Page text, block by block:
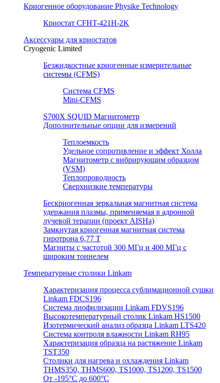
Криогенное оборудование Physike Technology
Криостат CFHT-421H-2K
Аксессуары для криостатов
Cryogenic Limited
Безжидкостные криогенные измерительные
системы (CFMS)
Система CFMS
Mini-CFMS
S700X SQUID Магнитометр
Дополнительные опции для измерений
Теплоемкость
Удельное сопротивление и эффект Холла
Магнитометр с вибрирующим образцом
(VSM)
Теплопроводность
Сверхнизкие температуры
Бескриогенная зеркальная магнитная система
удержания плазмы, применяемая в адронной
лучевой терапии (проект AISHa)
Замкнутая криогенная магнитная система
гиротрона 6,77 T
Магниты с частотой 300 МГц и 400 МГц с
широким тоннелем
Температурные столики Linkam
Характеризация процесса сублимационной сушки
Linkam FDCS196
Система лиофилизации Linkam FDVS196
Высокотемпературный столик Linkam HS1500
Изотермический анализ образца Linkam LTS420
Система контроля влажности Linkam RH95
Характеризация образца на растяжение Linkam
TST350
Столики для нагрева и охлаждения Linkam
THMS350, THMS600, TS1000, TS1200, TS1500
От -195°C до 600°C